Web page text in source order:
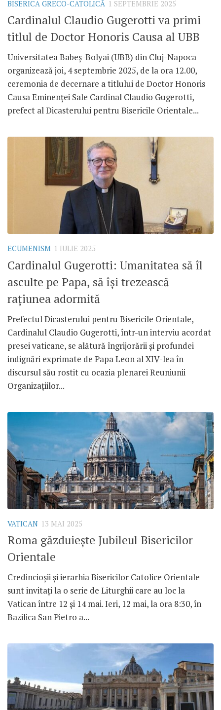
BISERICA GRECO-CATOLICĂ 1 SEPTEMBRIE 2025
Cardinalul Claudio Gugerotti va primi
titlul de Doctor Honoris Causa al UBB
Universitatea Babeș-Bolyai (UBB) din Cluj-Napoca
organizează joi, 4 septembrie 2025, de la ora 12.00,
ceremonia de decernare a titlului de Doctor Honoris
Causa Eminenței Sale Cardinal Claudio Gugerotti,
prefect al Dicasterului pentru Bisericile Orientale...
ECUMENISM 1 IULIE 2025
Cardinalul Gugerotti: Umanitatea să îl
asculte pe Papa, să își trezească
rațiunea adormită
Prefectul Dicasterului pentru Bisericile Orientale,
Cardinalul Claudio Gugerotti, într-un interviu acordat
presei vaticane, se alătură îngrijorării și profundei
indignări exprimate de Papa Leon al XIV-lea în
discursul său rostit cu ocazia plenarei Reuniunii
Organizațiilor...
VATICAN 13 MAI 2025
Roma găzduiește Jubileul Bisericilor
Orientale
Credincioșii și ierarhia Bisericilor Catolice Orientale
sunt invitați la o serie de Liturghii care au loc la
Vatican între 12 și 14 mai. Ieri, 12 mai, la ora 8:30, în
Bazilica San Pietro a...